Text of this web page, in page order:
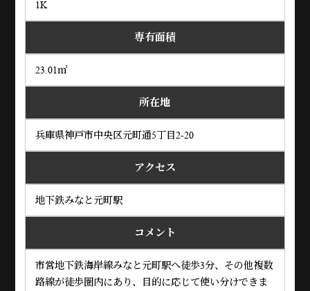
1K
専有面積
23.01㎡
所在地
兵庫県神戸市中央区元町通5丁目2-20
アクセス
地下鉄みなと元町駅
コメント
市営地下鉄海岸線みなと元町駅へ徒歩3分、その他複数
路線が徒歩圏内にあり、目的に応じて使い分けできま